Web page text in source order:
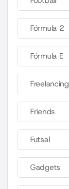
Fórmula 2
Fórmula E
Freelancing
Friends
Futsal
Gadgets